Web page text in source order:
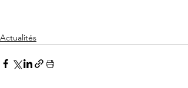
Actualités